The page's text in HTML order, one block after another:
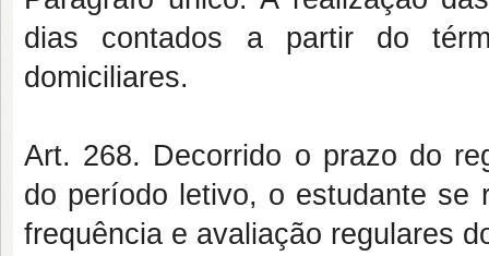
dias contados a partir do
domiciliares.
Art. 268. Decorrido o prazo do
do período letivo, o estudante se
frequência e avaliação regulares